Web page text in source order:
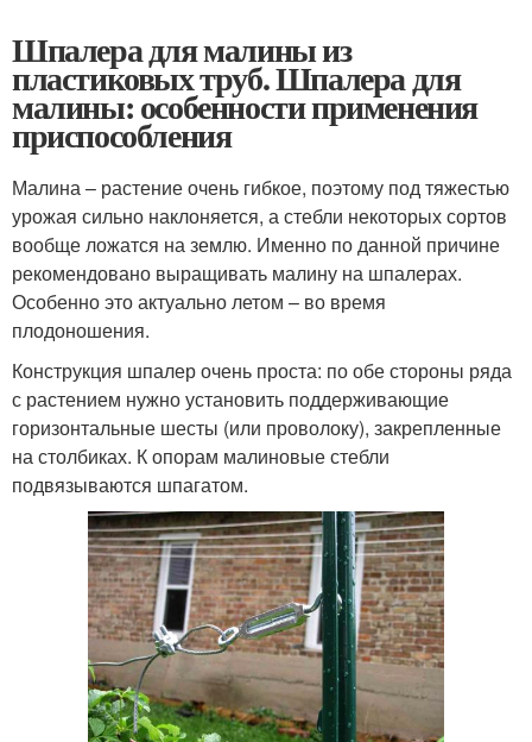
Шпалера для малины из
пластиковых труб. Шпалера для
малины: особенности применения
приспособления
Малина – растение очень гибкое, поэтому под тяжестью
урожая сильно наклоняется, а стебли некоторых сортов
вообще ложатся на землю. Именно по данной причине
рекомендовано выращивать малину на шпалерах.
Особенно это актуально летом – во время
плодоношения.
Конструкция шпалер очень проста: по обе стороны ряда
с растением нужно установить поддерживающие
горизонтальные шесты (или проволоку), закрепленные
на столбиках. К опорам малиновые стебли
подвязываются шпагатом.